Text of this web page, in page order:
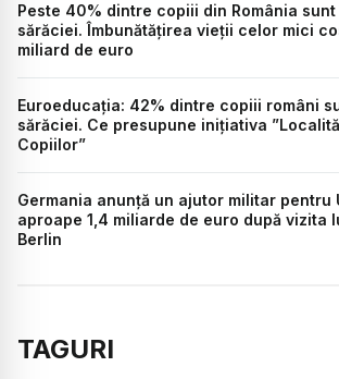
Peste 40% dintre copiii din România
sărăciei. Îmbunătățirea vieții celor mici
miliard de euro
Euroeducația: 42% dintre copiii români
sărăciei. Ce presupune inițiativa
Copiilor”
Germania anunță un ajutor militar pentru
aproape 1,4 miliarde de euro după vizita
Berlin
TAGURI